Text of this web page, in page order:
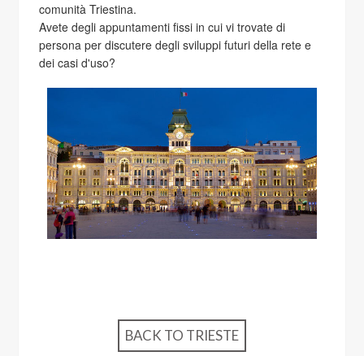
comunità Triestina.
Avete degli appuntamenti fissi in cui vi trovate di
persona per discutere degli sviluppi futuri della rete e
dei casi d'uso?
BACK TO TRIESTE